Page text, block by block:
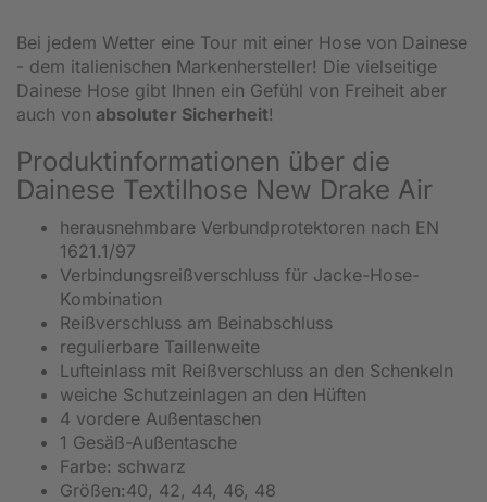
Bei jedem Wetter eine Tour mit einer Hose von Dainese
- dem italienischen Markenhersteller! Die vielseitige
Dainese Hose gibt Ihnen ein Gefühl von Freiheit aber
auch von absoluter Sicherheit!
Produktinformationen über die
Dainese Textilhose New Drake Air
herausnehmbare Verbundprotektoren nach EN
1621.1/97
Verbindungsreißverschluss für Jacke-Hose-
Kombination
Reißverschluss am Beinabschluss
regulierbare Taillenweite
Lufteinlass mit Reißverschluss an den Schenkeln
weiche Schutzeinlagen an den Hüften
4 vordere Außentaschen
1 Gesäß-Außentasche
Farbe: schwarz
Größen:40, 42, 44, 46, 48